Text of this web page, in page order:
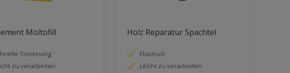
Moltofill
Trocknung
zu verarbeiten
Holz Reparatur Spachtel
Elastisch
Leicht zu verarbeiten